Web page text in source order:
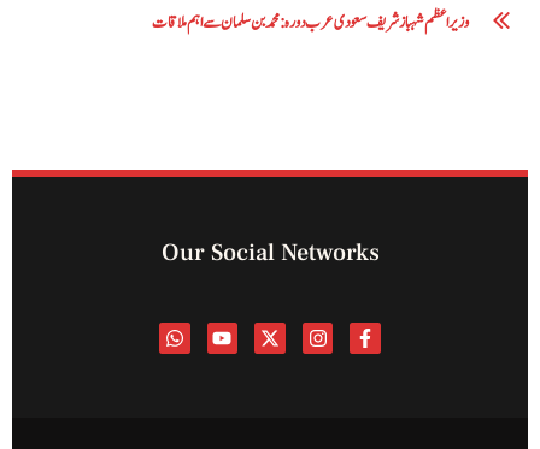
وزیراعظم شہباز شریف سعودی عرب دورہ: محمد بن سلمان سے اہم ملاقات
Our Social Networks